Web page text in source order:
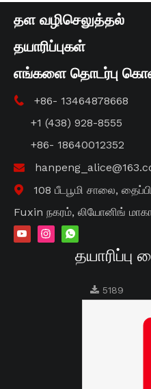
தள வழிசெலுத்தல்
தயாரிப்புகள்
எங்களை தொடர்பு

+86- 13464878668
+1 (438) 928-8555
+86- 18640012352


108 பீடபூமி சாலை,
Fuxin நகரம், லியோனிங்
தயாரிப்பு
5189